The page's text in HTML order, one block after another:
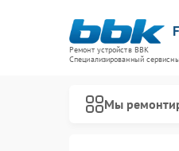
Ремонт устройств BBK
Специализированный
Мы